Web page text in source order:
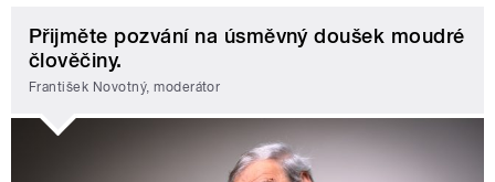
Přijměte pozvání na úsměvný doušek moudré
člověčiny.
František Novotný, moderátor